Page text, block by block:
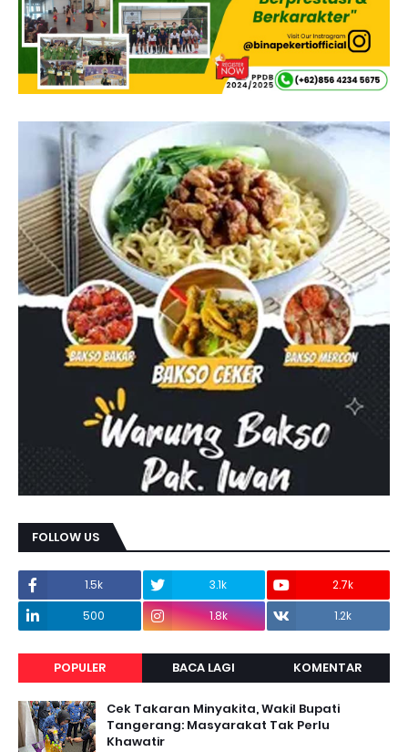
FOLLOW US
1.5k 3.1k
2.7k
500
1.8k 1.2k
POPULER BACA LAGI KOMENTAR
Cek Takaran Minyakita, Wakil Bupati
Tangerang: Masyarakat Tak Perlu
Khawatir